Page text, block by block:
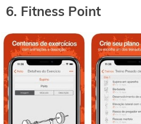
6. Fitness Point